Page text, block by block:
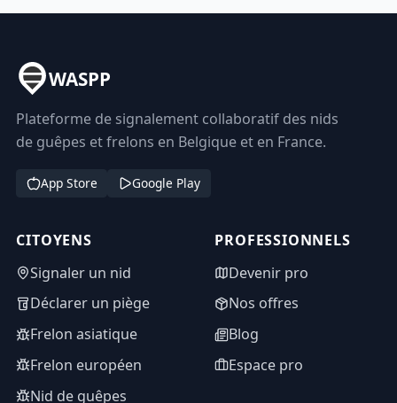
WASPP
Plateforme de signalement collaboratif des nids
de guêpes et frelons en Belgique et en France.
App Store Google Play
CITOYENS
Signaler un nid
Déclarer un piège
Frelon asiatique
Frelon européen
Nid de guêpes
PROFESSIONNELS
Devenir pro
Nos offres
Blog
Espace pro